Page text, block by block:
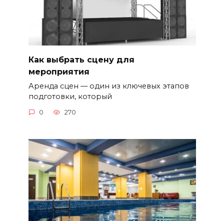
Как выбрать сцену для
мероприятия
Аренда сцен — один из ключевых этапов
подготовки, который
0 270